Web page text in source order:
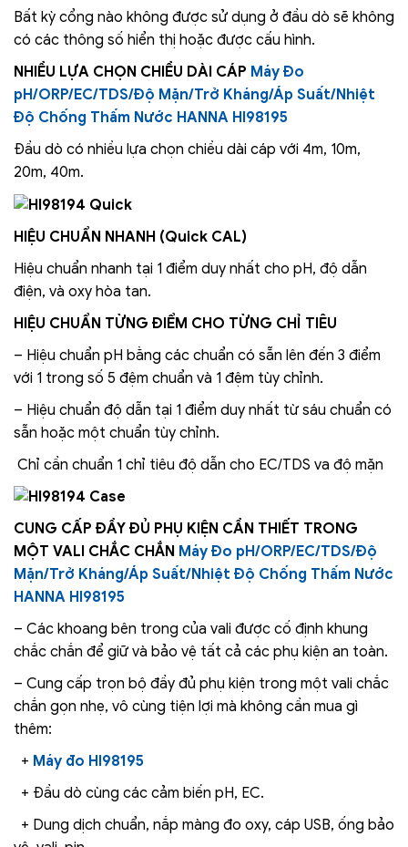
Bất kỳ cổng nào không được sử dụng ở đầu dò sẽ không
có các thông số hiển thị hoặc được cấu hình.
NHIỀU LỰA CHỌN CHIỀU DÀI CÁP Máy Đo
pH/ORP/EC/TDS/Độ Mặn/Trở Kháng/Áp Suất/Nhiệt
Độ Chống Thấm Nước HANNA HI98195
Đầu dò có nhiều lựa chọn chiều dài cáp với 4m, 10m,
20m, 40m.
HIỆU CHUẨN NHANH (Quick CAL)
Hiệu chuẩn nhanh tại 1 điểm duy nhất cho pH, độ dẫn
điện, và oxy hòa tan.
HIỆU CHUẨN TỪNG ĐIỂM CHO TỪNG CHỈ TIÊU
– Hiệu chuẩn pH bằng các chuẩn có sẵn lên đến 3 điểm
với 1 trong số 5 đệm chuẩn và 1 đệm tùy chỉnh.
– Hiệu chuẩn độ dẫn tại 1 điểm duy nhất từ ​​sáu chuẩn có
sẵn hoặc một chuẩn tùy chỉnh.
Chỉ cần chuẩn 1 chỉ tiêu độ dẫn cho EC/TDS va độ mặn
CUNG CẤP ĐẦY ĐỦ PHỤ KIỆN CẦN THIẾT TRONG
MỘT VALI CHẮC CHẮN Máy Đo pH/ORP/EC/TDS/Độ
Mặn/Trở Kháng/Áp Suất/Nhiệt Độ Chống Thấm Nước
HANNA HI98195
– Các khoang bên trong của vali được cố định khung
chắc chắn để giữ và bảo vệ tất cả các phụ kiện an toàn.
– Cung cấp trọn bộ đầy đủ phụ kiện trong một vali chắc
chắn gọn nhẹ, vô cùng tiện lợi mà không cần mua gì
thêm:
+ Máy đo HI98195
+ Đầu dò cùng các cảm biến pH, EC.
+ Dung dịch chuẩn, nắp màng đo oxy, cáp USB, ống bảo